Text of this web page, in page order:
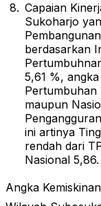
Capaian
Sukoharjo
berdasarkan
5,61 %,
Pertumbuhan
maupun
ini artinya
rendah dari
Nasional 5,86.
Angka